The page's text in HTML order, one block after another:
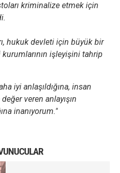
kriminalize etmek için
hukuk devleti için büyük bir
işleyişini tahrip
iyi anlaşıldığına, insan
veren anlayışın
inanıyorum."